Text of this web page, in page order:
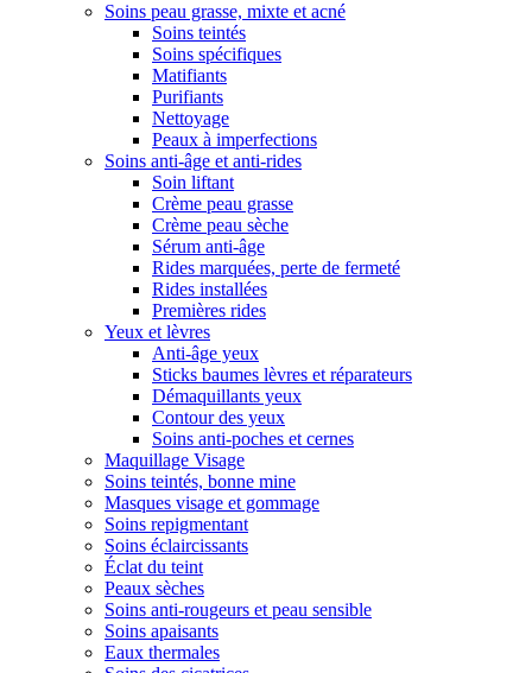
Soins peau grasse, mixte et acné
Soins teintés
Soins spécifiques
Matifiants
Purifiants
Nettoyage
Peaux à imperfections
Soins anti-âge et anti-rides
Soin liftant
Crème peau grasse
Crème peau sèche
Sérum anti-âge
Rides marquées, perte de fermeté
Rides installées
Premières rides
Yeux et lèvres
Anti-âge yeux
Sticks baumes lèvres et réparateurs
Démaquillants yeux
Contour des yeux
Soins anti-poches et cernes
Maquillage Visage
Soins teintés, bonne mine
Masques visage et gommage
Soins repigmentant
Soins éclaircissants
Éclat du teint
Peaux sèches
Soins anti-rougeurs et peau sensible
Soins apaisants
Eaux thermales